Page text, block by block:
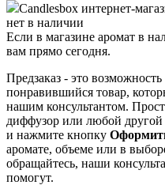
Candlesbox интернет-
нет в наличии
Если в магазине аромат в
вам прямо сегодня.
Предзаказ - это
понравившийся товар,
нашим консультантом.
диффузор или любой другой
и нажмите кнопку
аромате, объеме или в
обращайтесь, наши
помогут.